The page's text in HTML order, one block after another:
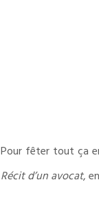
Pour fêter tout ça
Récit d’un avocat,